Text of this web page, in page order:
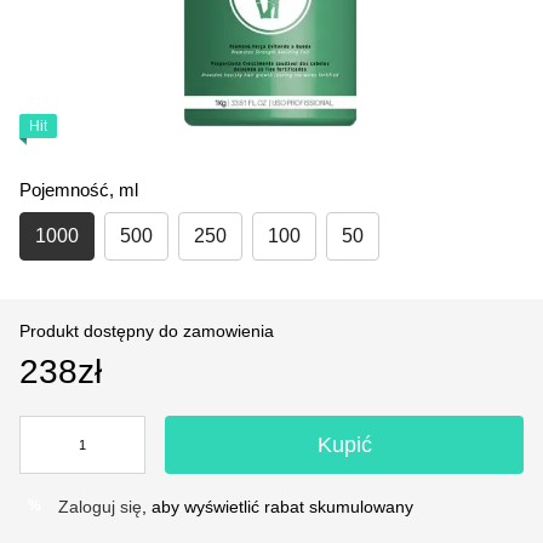
Hit
Pojemność, ml
1000 500 250 100 50
Produkt dostępny do zamowienia
238zł
Kupić
Zaloguj się , aby wyświetlić rabat skumulowany